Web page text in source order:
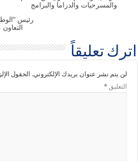
والمسرحيات والدراما والبرامج
رئيس
اترك تعليقاً
لن يتم نشر عنوان بريدك الإلكتروني. الحقول
التعليق*